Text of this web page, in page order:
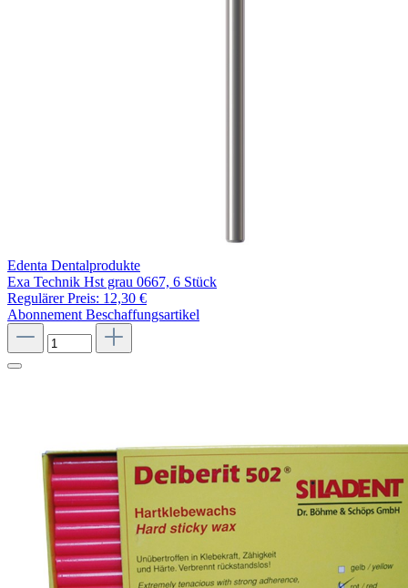
Edenta Dentalprodukte
Exa Technik Hst grau 0667, 6 Stück
Regulärer Preis: 12,30 €
Abonnement Beschaffungsartikel